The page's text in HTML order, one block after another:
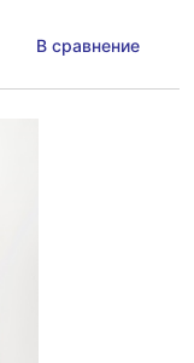
В сравнение